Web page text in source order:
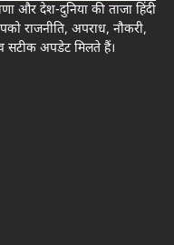
और देश-दुनिया की ताजा हिंदी
राजनीति, अपराध, नौकरी,
सटीक अपडेट मिलते हैं।